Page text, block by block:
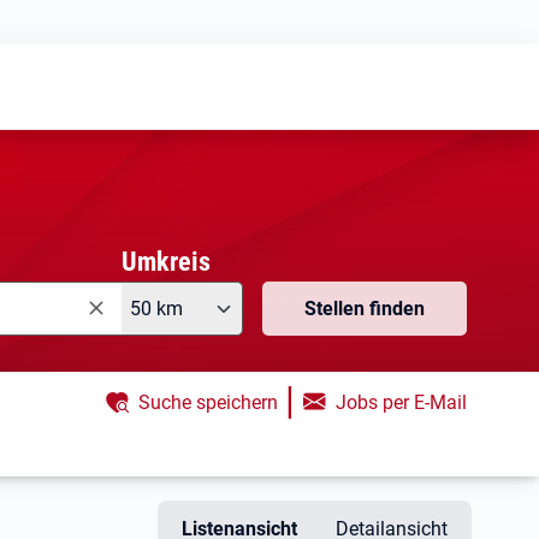
Umkreis
50 km Stellen finden
Suche speichern |
Jobs per E-Mail
Listenansicht Detailansicht